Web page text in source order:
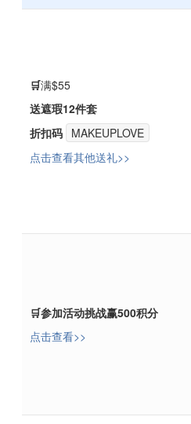
🛒满$55
送遮瑕12件套
折扣码 MAKEUPLOVE
点击查看其他送礼>>
🛒参加活动挑战赢500积分
点击查看>>